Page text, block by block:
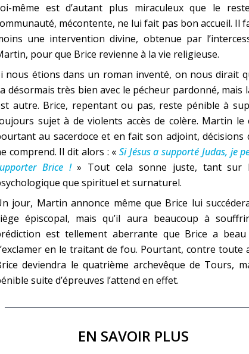
même est d’autant plus miraculeux que le
mécontente, ne lui fait pas bon accueil. Il
une intervention divine, obtenue par
pour que Brice revienne à la vie religieuse.
nous étions dans un roman inventé, on nous dirait
désormais très bien avec le pécheur pardonné, mais
autre. Brice, repentant ou pas, reste pénible à
sujet à de violents accès de colère. Martin le
au sacerdoce et en fait son adjoint, décisions
comprend. Il dit alors : « Si Jésus a supporté Judas, je
Brice ! » Tout cela sonne juste, tant sur
que spirituel et surnaturel.
jour, Martin annonce même que Brice lui
épiscopal, mais qu’il aura beaucoup à
est tellement aberrante que Brice a
en le traitant de fou. Pourtant, contre toute
deviendra le quatrième archevêque de Tours,
suite d’épreuves l’attend en effet.
EN SAVOIR PLUS